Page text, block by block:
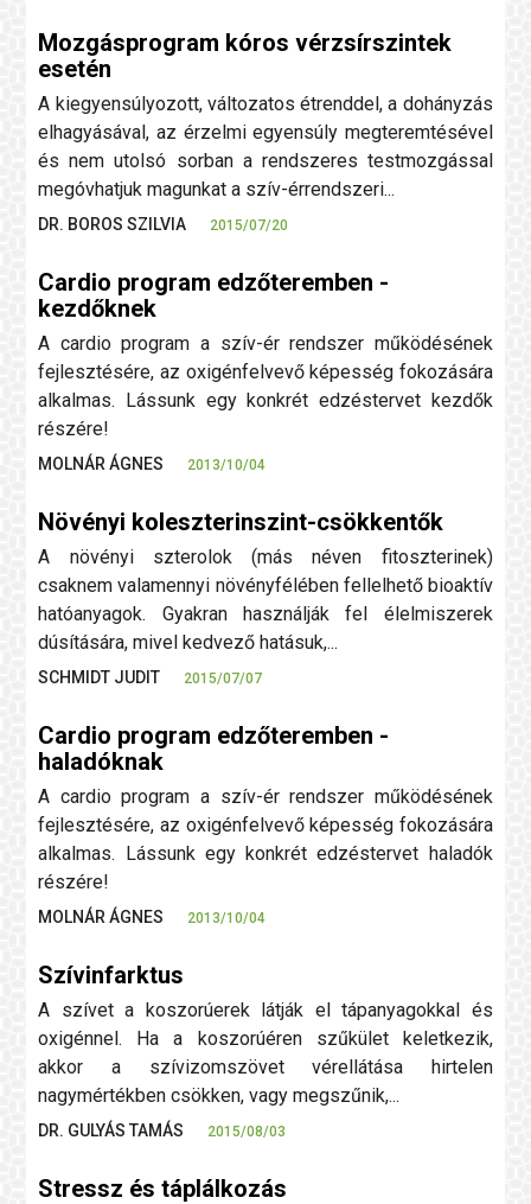
Mozgásprogram kóros vérzsírszintek
esetén
A kiegyensúlyozott, változatos étrenddel, a dohányzás
elhagyásával, az érzelmi egyensúly megteremtésével
és nem utolsó sorban a rendszeres testmozgással
megóvhatjuk magunkat a szív-érrendszeri...
DR. BOROS SZILVIA 2015/07/20
Cardio program edzőteremben -
kezdőknek
A cardio program a szív-ér rendszer működésének
fejlesztésére, az oxigénfelvevő képesség fokozására
alkalmas. Lássunk egy konkrét edzéstervet kezdők
részére!
MOLNÁR ÁGNES 2013/10/04
Növényi koleszterinszint-csökkentők
A növényi szterolok (más néven fitoszterinek)
csaknem valamennyi növényfélében fellelhető bioaktív
hatóanyagok. Gyakran használják fel élelmiszerek
dúsítására, mivel kedvező hatásuk,...
SCHMIDT JUDIT 2015/07/07
Cardio program edzőteremben -
haladóknak
A cardio program a szív-ér rendszer működésének
fejlesztésére, az oxigénfelvevő képesség fokozására
alkalmas. Lássunk egy konkrét edzéstervet haladók
részére!
MOLNÁR ÁGNES 2013/10/04
Szívinfarktus
A szívet a koszorúerek látják el tápanyagokkal és
oxigénnel. Ha a koszorúéren szűkület keletkezik,
akkor a szívizomszövet vérellátása hirtelen
nagymértékben csökken, vagy megszűnik,...
DR. GULYÁS TAMÁS 2015/08/03
Stressz és táplálkozás